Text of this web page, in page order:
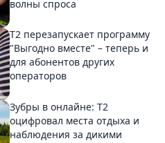
волны спроса
Т2 перезапускает программу
"Выгодно вместе" – теперь и
для абонентов других
операторов
Зубры в онлайне: Т2
оцифровал места отдыха и
наблюдения за дикими